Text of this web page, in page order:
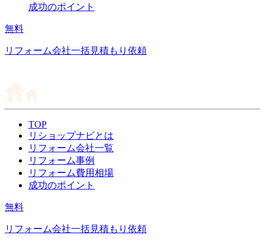
成功のポイント
無料
リフォーム会社一括見積もり依頼
TOP
リショップナビとは
リフォーム会社一覧
リフォーム事例
リフォーム費用相場
成功のポイント
無料
リフォーム会社一括見積もり依頼